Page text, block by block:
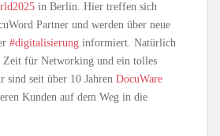
in Berlin. Hier treffen sich
Partner und werden über neue
#digitalisierung informiert. Natürlich
für Networking und ein tolles
sind seit über 10 Jahren DocuWare
Kunden auf dem Weg in die